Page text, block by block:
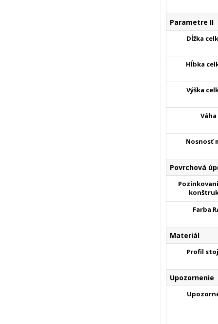
Parametre II
Dĺžka
Hĺbka
Výška
Váha
Nosnosť
Povrchová
Farba
Materiál
Profil
Upozornenie